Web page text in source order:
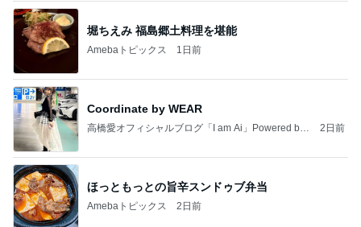
堀ちえみ 福島郷土料理を堪能
Amebaトピックス 1日前
Coordinate by WEAR
高橋愛オフィシャルブログ「I am Ai」Powered by
2日前
ほっともっとの旨辛スンドゥブ弁当
Amebaトピックス 2日前